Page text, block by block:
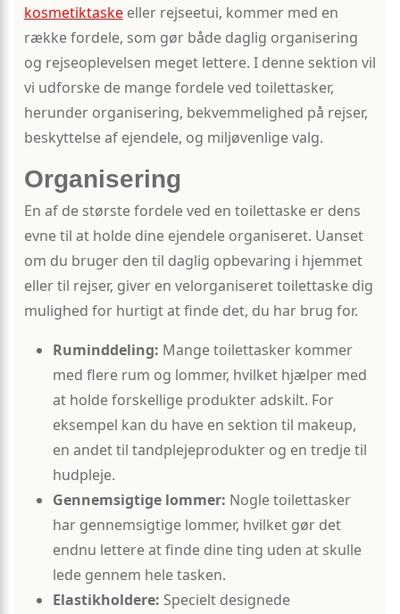
kosmetiktaskeeller rejseetui, kommer med en
række fordele, som gør både daglig organisering
og rejseoplevelsen meget lettere. I denne sektion vil
vi udforske de mange fordele ved toilettasker,
herunder organisering, bekvemmelighed på rejser,
beskyttelse af ejendele, og miljøvenlige valg.
Organisering
En af de største fordele ved en toilettaske er dens
evne til at holde dine ejendele organiseret. Uanset
om du bruger den til daglig opbevaring i hjemmet
eller til rejser, giver en velorganiseret toilettaske dig
mulighed for hurtigt at finde det, du har brug for.
Ruminddeling: Mange toilettasker kommer
med flere rum og lommer, hvilket hjælper med
at holde forskellige produkter adskilt. For
eksempel kan du have en sektion til makeup,
en andet til tandplejeprodukter og en tredje til
hudpleje.
Gennemsigtige lommer: Nogle toilettasker
har gennemsigtige lommer, hvilket gør det
endnu lettere at finde dine ting uden at skulle
lede gennem hele tasken.
Elastikholdere: Specielt designede